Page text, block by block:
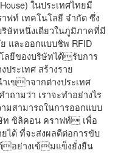
ในประเทศไทยมี
ฟท์ เทคโนโลยี จำกัด ซึ่ง
ริษัทหนึ่งเดียวในภูมิภาคที่มี
และออกแบบชิพ RFID
ลยีของบริษัทได้รับการ
ระเทศ สร้างราย
เขาจากต่างประเทศ
ามว่า เราจะทำอย่างไร
มสามารถในการออกแบบ
ท ซิลิคอน คราฟท์ เพื่อ
ได้ ที่จะส่งผลดีต่อการขับ
อย่างเข้มแข็งยั่งยืน